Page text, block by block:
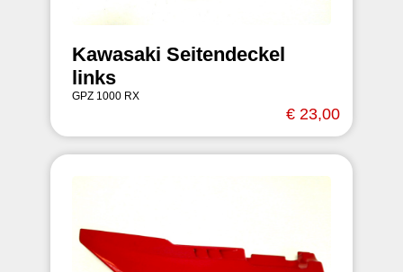
Kawasaki Seitendeckel
links
GPZ 1000 RX
€ 23,00